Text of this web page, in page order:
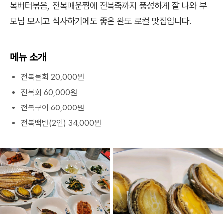
복버터볶음, 전복매운찜에 전복죽까지 풍성하게 잘 나와 부
모님 모시고 식사하기에도 좋은 완도 로컬 맛집입니다.
메뉴 소개
전복물회 20,000원
전복회 60,000원
전복구이 60,000원
전복백반(2인) 34,000원